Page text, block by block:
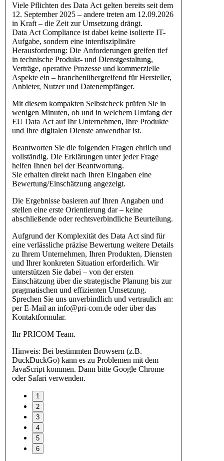
Viele Pflichten des Data Act gelten bereits seit dem
12. September 2025 – andere treten am 12.09.2026
in Kraft – die Zeit zur Umsetzung drängt.
Data Act Compliance ist dabei keine isolierte IT-
Aufgabe, sondern eine interdisziplinäre
Herausforderung: Die Anforderungen greifen tief
in technische Produkt- und Dienstgestaltung,
Verträge, operative Prozesse und kommerzielle
Aspekte ein – branchenübergreifend für Hersteller,
Anbieter, Nutzer und Datenempfänger.
Mit diesem kompakten Selbstcheck prüfen Sie in
wenigen Minuten, ob und in welchem Umfang der
EU Data Act auf Ihr Unternehmen, Ihre Produkte
und Ihre digitalen Dienste anwendbar ist.
Beantworten Sie die folgenden Fragen ehrlich und
vollständig. Die Erklärungen unter jeder Frage
helfen Ihnen bei der Beantwortung.
Sie erhalten direkt nach Ihren Eingaben eine
Bewertung/Einschätzung angezeigt.
Die Ergebnisse basieren auf Ihren Angaben und
stellen eine erste Orientierung dar – keine
abschließende oder rechtsverbindliche Beurteilung.
Aufgrund der Komplexität des Data Act sind für
eine verlässliche präzise Bewertung weitere Details
zu Ihrem Unternehmen, Ihren Produkten, Diensten
und Ihrer konkreten Situation erforderlich. Wir
unterstützen Sie dabei – von der ersten
Einschätzung über die strategische Planung bis zur
pragmatischen und effizienten Umsetzung.
Sprechen Sie uns unverbindlich und vertraulich an:
per E-Mail an info@pri-com.de oder über das
Kontaktformular.
Ihr PRICOM Team.
Hinweis: Bei bestimmten Browsern (z.B.
DuckDuckGo) kann es zu Problemen mit dem
JavaScript kommen. Dann bitte Google Chrome
oder Safari verwenden.